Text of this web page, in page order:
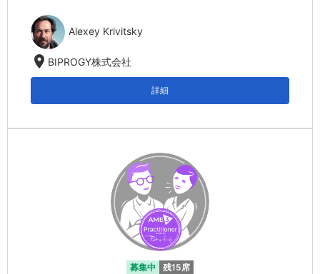
Alexey Krivitsky
location_on BIPROGY株式会社
詳細
募集中 残15席